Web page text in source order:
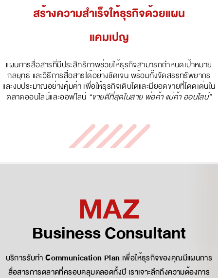
สร้างความสำเร็จให้ธุรกิจด้วยแผน
แคมเปญ
แผนการสื่อสารที่มีประสิทธิภาพช่วยให้ธุรกิจสามารถกำหนดเป้าหมาย
กลยุทธ์ และวิธีการสื่อสารได้อย่างชัดเจน พร้อมทั้งจัดสรรทรัพยากร
และงบประมาณอย่างคุ้มค่า เพื่อให้ธุรกิจเติบโตและมียอดขายที่โดดเด่นใน
ตลาดออนไลน์และออฟไลน์ “ขายดีที่สุดในสาย พ่อค้า แม่ค้า ออนไลน์”
MAZ
Business Consultant
บริการรับทำCommunication Plan เพื่อให้ธุรกิจของคุณมีแผนการ
สื่อสารการตลาดที่ครอบคลุมตลอดทั้งปี เราเจาะลึกถึงความต้องการ